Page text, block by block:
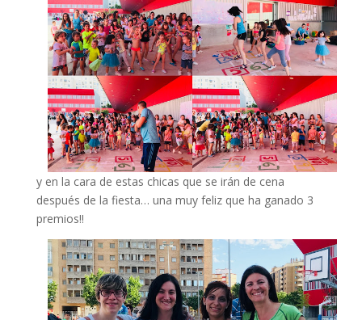
y en la cara de estas chicas que se irán de cena
después de la fiesta… una muy feliz que ha ganado 3
premios!!